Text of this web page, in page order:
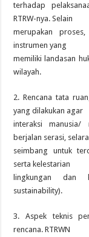
terhadap
RTRW-nya. Selain
merupakan
instrumen yang
memiliki landasan
wilayah.
2. Rencana tata
yang dilakukan agar
interaksi manusia/
berjalan serasi,
seimbang untuk
serta kelestarian
lingkungan dan
sustainability).
3. Aspek teknis
rencana. RTRWN